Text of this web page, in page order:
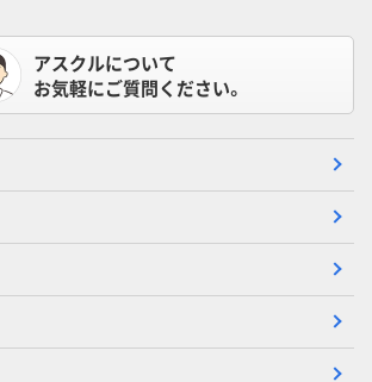
アスクルについて
お気軽にご質問ください。